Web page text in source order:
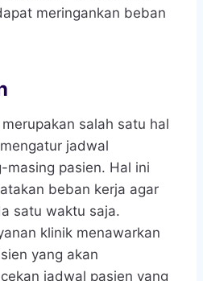
meringankan beban
salah satu hal
jadwal
masing pasien. Hal ini
beban kerja agar
satu waktu saja.
klinik menawarkan
yang akan
jadwal pasien yang